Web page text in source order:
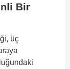
Bir
üç